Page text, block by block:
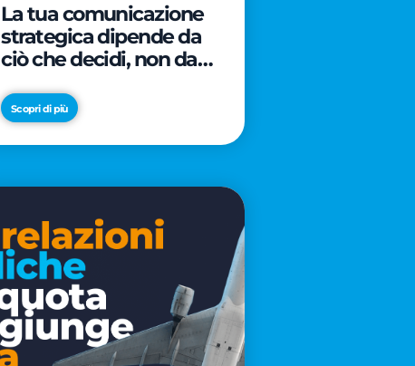
La tua comunicazione
strategica dipende da
ciò che decidi, non da
Scopri di più